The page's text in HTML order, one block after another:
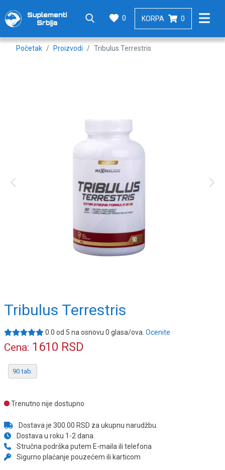
0 KORPA 0
Početak Proizvodi Tribulus Terrestris
Tribulus Terrestris
0.0 od 5 na osnovu 0 glasa/ova. Ocenite
Cena: 1610 RSD
90 tab.
Trenutno nije dostupno
Dostava je 300.00 RSD za ukupnu narudžbu.
Dostava u roku 1-2 dana.
Stručna podrška putem E-maila ili telefona
Sigurno plaćanje pouzećem ili karticom